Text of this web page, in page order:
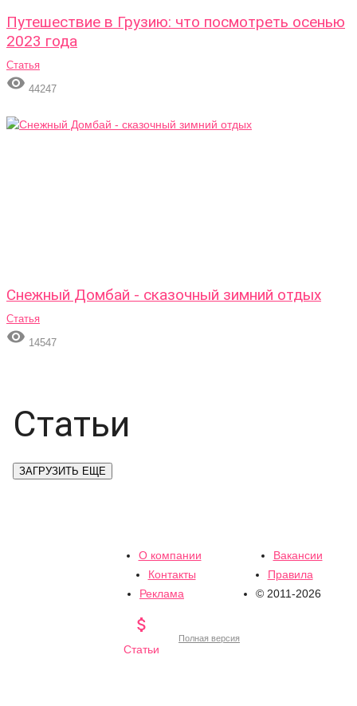
Путешествие в Грузию: что посмотреть осенью
2023 года
Статья
 44247
Снежный Домбай - сказочный зимний отдых
Статья
 14547
Статьи
ЗАГРУЗИТЬ ЕЩЕ
О компании
Вакансии
Контакты
Правила
Реклама
© 2011-2026

Статьи
Полная версия